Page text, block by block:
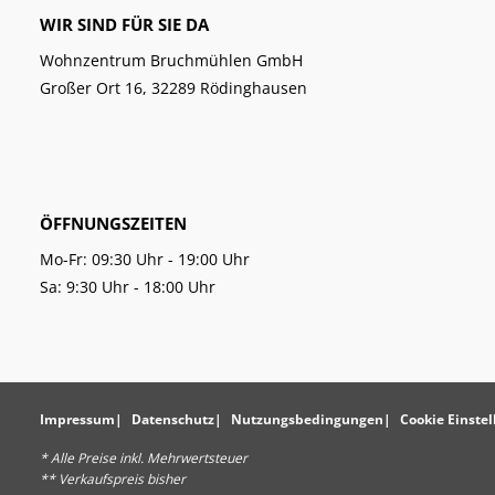
WIR SIND FÜR SIE DA
Wohnzentrum Bruchmühlen GmbH
Großer Ort 16, 32289 Rödinghausen
ÖFFNUNGSZEITEN
Mo-Fr: 09:30 Uhr - 19:00 Uhr
Sa: 9:30 Uhr - 18:00 Uhr
Impressum Datenschutz Nutzungsbedingungen Cookie
* Alle Preise inkl. Mehrwertsteuer
** Verkaufspreis bisher